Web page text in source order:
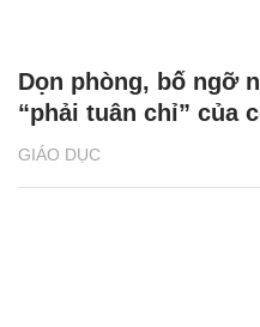
GIÁO DỤC
Dọn phòng, bố ngỡ
“phải tuân chỉ” của